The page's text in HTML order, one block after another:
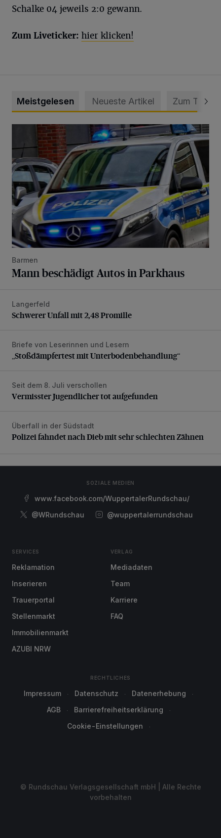
Schalke 04 jeweils 2:0 gewann.
Zum Liveticker: hier klicken!
Meistgelesen Neueste Artikel Zum Thema
Mann beschädigt Autos in Parkhaus
Barmen
Mann beschädigt Autos in Parkhaus
Schwerer Unfall mit 2,48 Promille
Langerfeld
Schwerer Unfall mit 2,48 Promille
„Stoßdämpfertest mit Unterbodenbehandlung“
Briefe von Leserinnen und Lesern
„Stoßdämpfertest mit Unterbodenbehandlung“
Vermisster Jugendlicher tot aufgefunden
Seit dem 8. Juli verschollen
Vermisster Jugendlicher tot aufgefunden
Polizei fahndet nach Dieb mit sehr schlechten Zähnen
Überfall in der Südstadt
Polizei fahndet nach Dieb mit sehr schlechten Zähnen
SOZIALE MEDIEN
www.facebook.com/WuppertalerRundschau/
@WRundschau
@wuppertalerrundschau
SERVICES
Reklamation
Inserieren
Trauerportal
Stellenmarkt
Immobilienmarkt
AZUBI NRW
VERLAG
Mediadaten
Team
Karriere
FAQ
RECHTLICHES
Impressum Datenschutz
Datenerhebung
AGB
Barrierefreiheitserklärung
Cookie-Einstellungen
© Rundschau Verlagsgesellschaft mbH | Alle Rechte
vorbehalten